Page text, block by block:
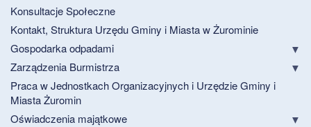
Konsultacje Społeczne
Kontakt, Struktura Urzędu Gminy i Miasta w Żurominie
Gospodarka odpadami
Zarządzenia Burmistrza
Praca w Jednostkach Organizacyjnych i Urzędzie Gminy i
Miasta Żuromin
Oświadczenia majątkowe